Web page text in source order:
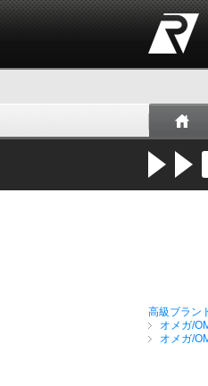
高級ブラン
オメガ/
オメガ/